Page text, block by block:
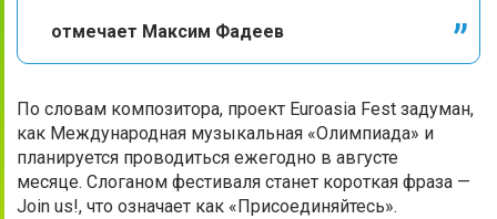
отмечает Максим Фадеев
По словам композитора, проект Euroasia Fest задуман,
как Международная музыкальная «Олимпиада» и
планируется проводиться ежегодно в августе
месяце. Слоганом фестиваля станет короткая фраза —
Join us!, что означает как «Присоединяйтесь».